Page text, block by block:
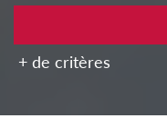
+ de critères